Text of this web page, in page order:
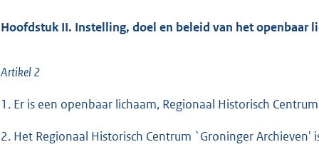
Hoofdstuk II. Instelling, doel en beleid van het openbaar
Artikel 2
1. Er is een openbaar lichaam, Regionaal Historisch
2. Het Regionaal Historisch Centrum `Groninger